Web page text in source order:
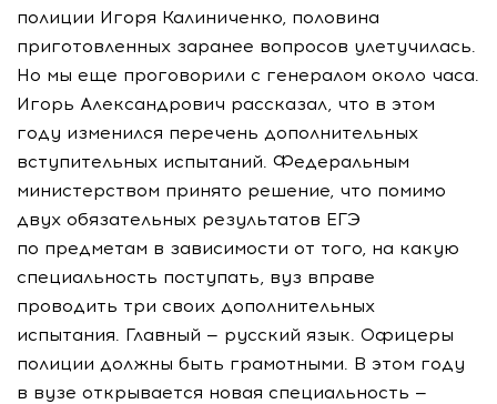
полиции Игоря Калиниченко, половина
приготовленных заранее вопросов улетучилась.
Но мы еще проговорили с генералом около часа.
Игорь Александрович рассказал, что в этом
году изменился перечень дополнительных
вступительных испытаний. Федеральным
министерством принято решение, что помимо
двух обязательных результатов ЕГЭ
по предметам в зависимости от того, на какую
специальность поступать, вуз вправе
проводить три своих дополнительных
испытания. Главный — русский язык. Офицеры
полиции должны быть грамотными. В этом году
в вузе открывается новая специальность —